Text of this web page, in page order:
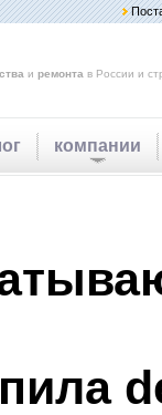
и ремонта в России и
компании